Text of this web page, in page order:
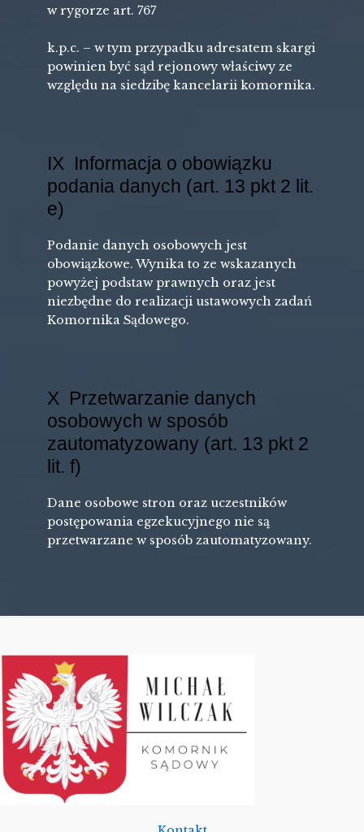
w rygorze art. 767
k.p.c. – w tym przypadku adresatem skargi
powinien być sąd rejonowy właściwy ze
względu na siedzibę kancelarii komornika.
IX Informacja o obowiązku
podania danych (art. 13 pkt 2 lit.
e)
Podanie danych osobowych jest
obowiązkowe. Wynika to ze wskazanych
powyżej podstaw prawnych oraz jest
niezbędne do realizacji ustawowych zadań
Komornika Sądowego.
X Przetwarzanie danych
osobowych w sposób
zautomatyzowany (art. 13 pkt 2
lit. f)
Dane osobowe stron oraz uczestników
postępowania egzekucyjnego nie są
przetwarzane w sposób zautomatyzowany.